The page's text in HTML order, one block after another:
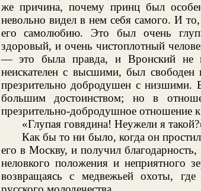
же причина, почему принц был
невольно видел в нем себя самого. И
его самолюбию. Это был очень
здоровый, и очень чистоплотный
— это была правда, и Вронский не
неискателен с высшими, был
презрительно добродушен с низшими.
большим достоинством; но в
презрительно-добродушное отношение
«Глупая говядина! Неужели я
Как бы то ни было, когда он
его в Москву, и получил
неловкого положения и неприятного
возвращаясь с медвежьей охоты,